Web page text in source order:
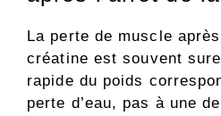
La perte de muscle
créatine est souvent
rapide du poids
perte d’eau, pas à une